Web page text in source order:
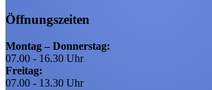
Öffnungszeiten
Montag – Donnerstag:
07.00 - 16.30 Uhr
Freitag:
07.00 - 13.30 Uhr